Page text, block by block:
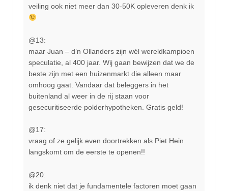
veiling ook niet meer dan 30-50K opleveren denk ik
@13:
maar Juan – d’n Ollanders zijn wél wereldkampioen
speculatie, al 400 jaar. Wij gaan bewijzen dat we de
beste zijn met een huizenmarkt die alleen maar
omhoog gaat. Vandaar dat beleggers in het
buitenland al weer in de rij staan voor
gesecuritiseerde polderhypotheken. Gratis geld!
@17:
vraag of ze gelijk even doortrekken als Piet Hein
langskomt om de eerste te openen!!
@20:
ik denk niet dat je fundamentele factoren moet gaan